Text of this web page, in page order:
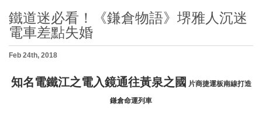
鐵道迷必看！《鎌倉物語》堺雅人沉迷
電車差點失婚
Feb 24th, 2018
知名電鐵江之電入鏡通往黃泉之國 片商捷運板南線打造
鎌倉命運列車